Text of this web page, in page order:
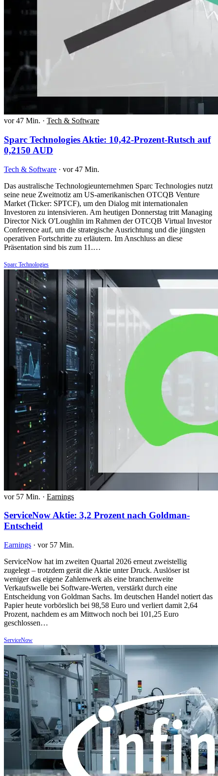
vor 47 Min. · Tech & Software
Sparc Technologies Aktie: 10,42-Prozent-Rutsch auf
0,2150 AUD
Tech & Software · vor 47 Min.
Das australische Technologieunternehmen Sparc Technologies nutzt
seine neue Zweitnotiz am US-amerikanischen OTCQB Venture
Market (Ticker: SPTCF), um den Dialog mit internationalen
Investoren zu intensivieren. Am heutigen Donnerstag tritt Managing
Director Nick O'Loughlin im Rahmen der OTCQB Virtual Investor
Conference auf, um die strategische Ausrichtung und die jüngsten
operativen Fortschritte zu erläutern. Im Anschluss an diese
Präsentation sind bis zum 11.…
Sparc Technologies
vor 57 Min. · Earnings
ServiceNow Aktie: 3,2 Prozent nach Goldman-
Entscheid
Earnings · vor 57 Min.
ServiceNow hat im zweiten Quartal 2026 erneut zweistellig
zugelegt – trotzdem gerät die Aktie unter Druck. Auslöser ist
weniger das eigene Zahlenwerk als eine branchenweite
Verkaufswelle bei Software-Werten, verstärkt durch eine
Entscheidung von Goldman Sachs. Im deutschen Handel notiert das
Papier heute vorbörslich bei 98,58 Euro und verliert damit 2,64
Prozent, nachdem es am Mittwoch noch bei 101,25 Euro
geschlossen…
ServiceNow